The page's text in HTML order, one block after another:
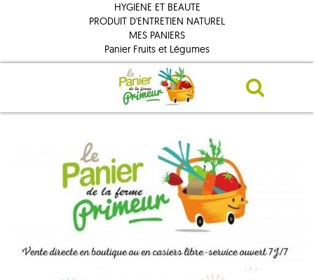
HYGIENE ET BEAUTE
PRODUIT D'ENTRETIEN NATUREL
MES PANIERS
Panier Fruits et Légumes